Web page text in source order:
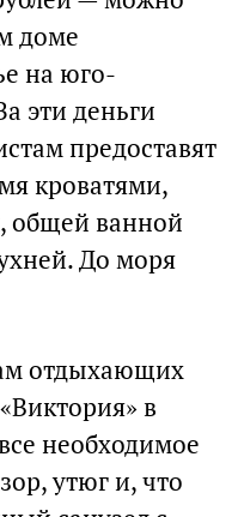
доме
на юго-
эти деньги
предоставят
кроватями,
общей ванной
До моря
отдыхающих
в
необходимое
утюг и, что